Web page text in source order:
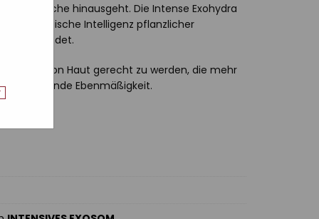
hinausgeht. Die Intense Exohydra
Intelligenz pflanzlicher
verbindet.
von Haut gerecht zu werden, die mehr
Ebenmäßigkeit.